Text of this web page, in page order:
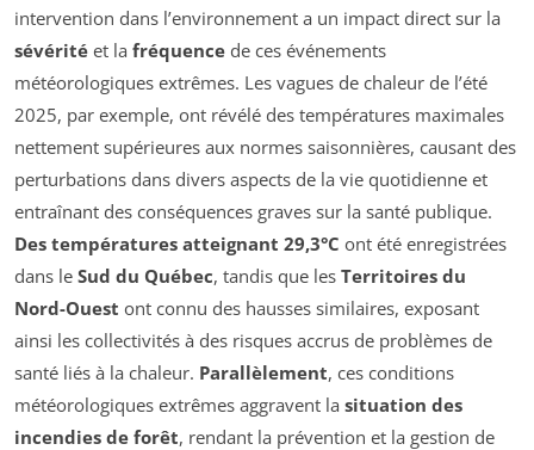
intervention dans l’environnement a un impact direct sur la
sévérité et la fréquence de ces événements
météorologiques extrêmes. Les vagues de chaleur de l’été
2025, par exemple, ont révélé des températures maximales
nettement supérieures aux normes saisonnières, causant des
perturbations dans divers aspects de la vie quotidienne et
entraînant des conséquences graves sur la santé publique.
Des températures atteignant 29,3°C ont été enregistrées
dans le Sud du Québec, tandis que les Territoires du
Nord-Ouest ont connu des hausses similaires, exposant
ainsi les collectivités à des risques accrus de problèmes de
santé liés à la chaleur. Parallèlement, ces conditions
météorologiques extrêmes aggravent la situation des
incendies de forêt, rendant la prévention et la gestion de